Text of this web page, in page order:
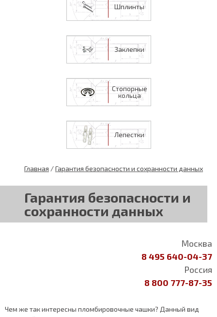
Шплинты
Заклепки
Стопорные
кольца
Лепестки
Главная /Гарантия безопасности и сохранности данных
Гарантия безопасности и
сохранности данных
Москва
8 495 640-04-37
Россия
8 800 777-87-35
Чем же так интересны пломбировочные чашки? Данный вид